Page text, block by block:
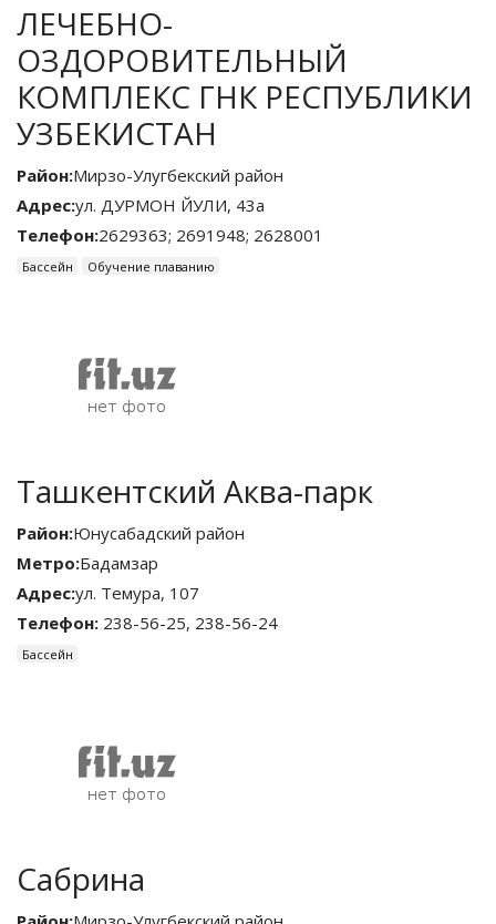
ЛЕЧЕБНО-
ОЗДОРОВИТЕЛЬНЫЙ
КОМПЛЕКС ГНК РЕСПУБЛИКИ
УЗБЕКИСТАН
Район:Мирзо-Улугбекский район
Адрес:ул. ДУРМОН ЙУЛИ, 43а
Телефон:2629363; 2691948; 2628001
Бассейн Обучение плаванию
Ташкентский Аква-парк
Район:Юнусабадский район
Метро:Бадамзар
Адрес:ул. Темура, 107
Телефон: 238-56-25, 238-56-24
Бассейн
Сабрина